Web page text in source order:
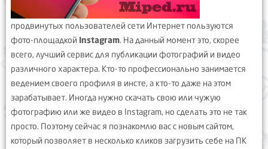
продвинутых пользователей сети Интернет пользуются
фото-площадкой Instagram. На данный момент это, скорее
всего, лучший сервис для публикации фотографий и видео
различного характера. Кто-то профессионально занимается
ведением своего профиля в инсте, а кто-то даже на этом
зарабатывает. Иногда нужно скачать свою или чужую
фотографию или же видео в Instagram, но сделать это не так
просто. Поэтому сейчас я познакомлю вас с новым сайтом,
который позволяет в несколько кликов загрузить себе на ПК